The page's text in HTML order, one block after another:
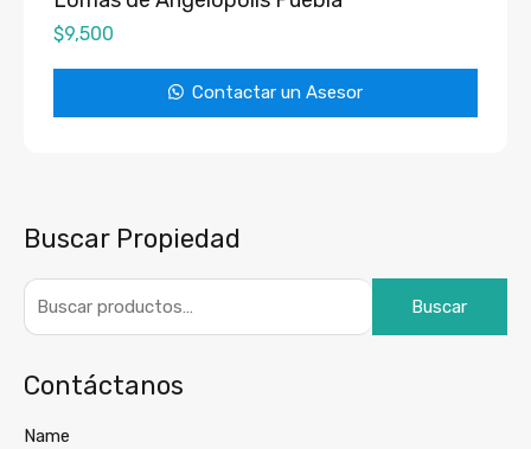
$9,500
Contactar un Asesor
Buscar Propiedad
Buscar
Contáctanos
Name